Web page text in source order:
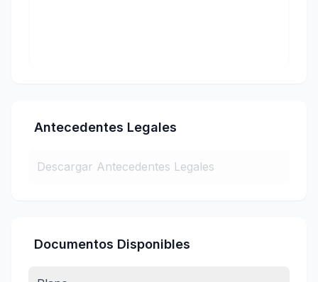
Antecedentes Legales
Descargar Antecedentes Legales
Documentos Disponibles